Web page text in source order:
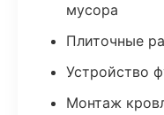
мусора
Плиточные
Устройство
Монтаж